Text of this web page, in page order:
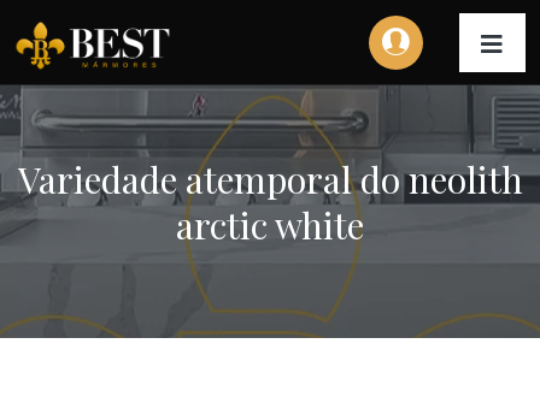
Variedade atemporal do neolith
arctic white